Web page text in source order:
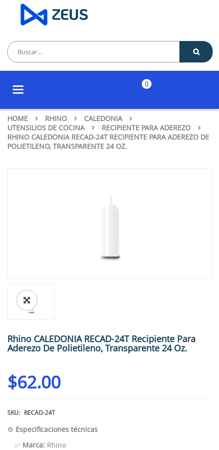
Toggle
0
HOME RHINO
CALEDONIA
UTENSILIOS DE COCINA
RECIPIENTE PARA ADEREZO
RHINO CALEDONIA RECAD-24T RECIPIENTE PARA ADEREZO DE
POLIETILENO, TRANSPARENTE 24 OZ.
🔍
Rhino CALEDONIA RECAD-24T Recipiente Para
Aderezo De Polietileno, Transparente 24 Oz.
$62.00
SKU: RECAD-24T
⚙️ Especificaciones técnicas
✅ Marca: Rhino